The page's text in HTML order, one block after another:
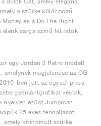
amely a szürke különböző
és a Do The Right
élénk sárga színű feliratok
egy Jordan 3 Retro modell
megjelenése az OG
ben jött az egyedi piros-
gyémántgrafikát véstek,
nyelvén ezüst Jumpman
25 éves fennállását.
amely kifinomult szürke